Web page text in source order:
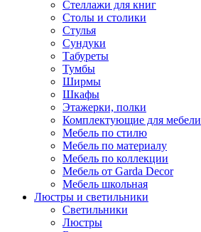
Стеллажи для книг
Столы и столики
Стулья
Сундуки
Табуреты
Тумбы
Ширмы
Шкафы
Этажерки, полки
Комплектующие для мебели
Мебель по стилю
Мебель по материалу
Мебель по коллекции
Мебель от Garda Decor
Мебель школьная
Люстры и светильники
Светильники
Люстры